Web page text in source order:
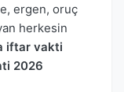
ergen, oruç
herkesin
iftar vakti
2026